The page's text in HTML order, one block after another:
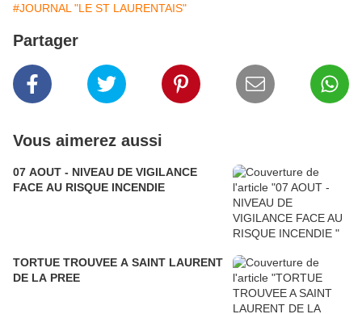
#JOURNAL "LE ST LAURENTAIS"
Partager
Vous aimerez aussi
07 AOUT - NIVEAU DE VIGILANCE
FACE AU RISQUE INCENDIE
TORTUE TROUVEE A SAINT LAURENT
DE LA PREE